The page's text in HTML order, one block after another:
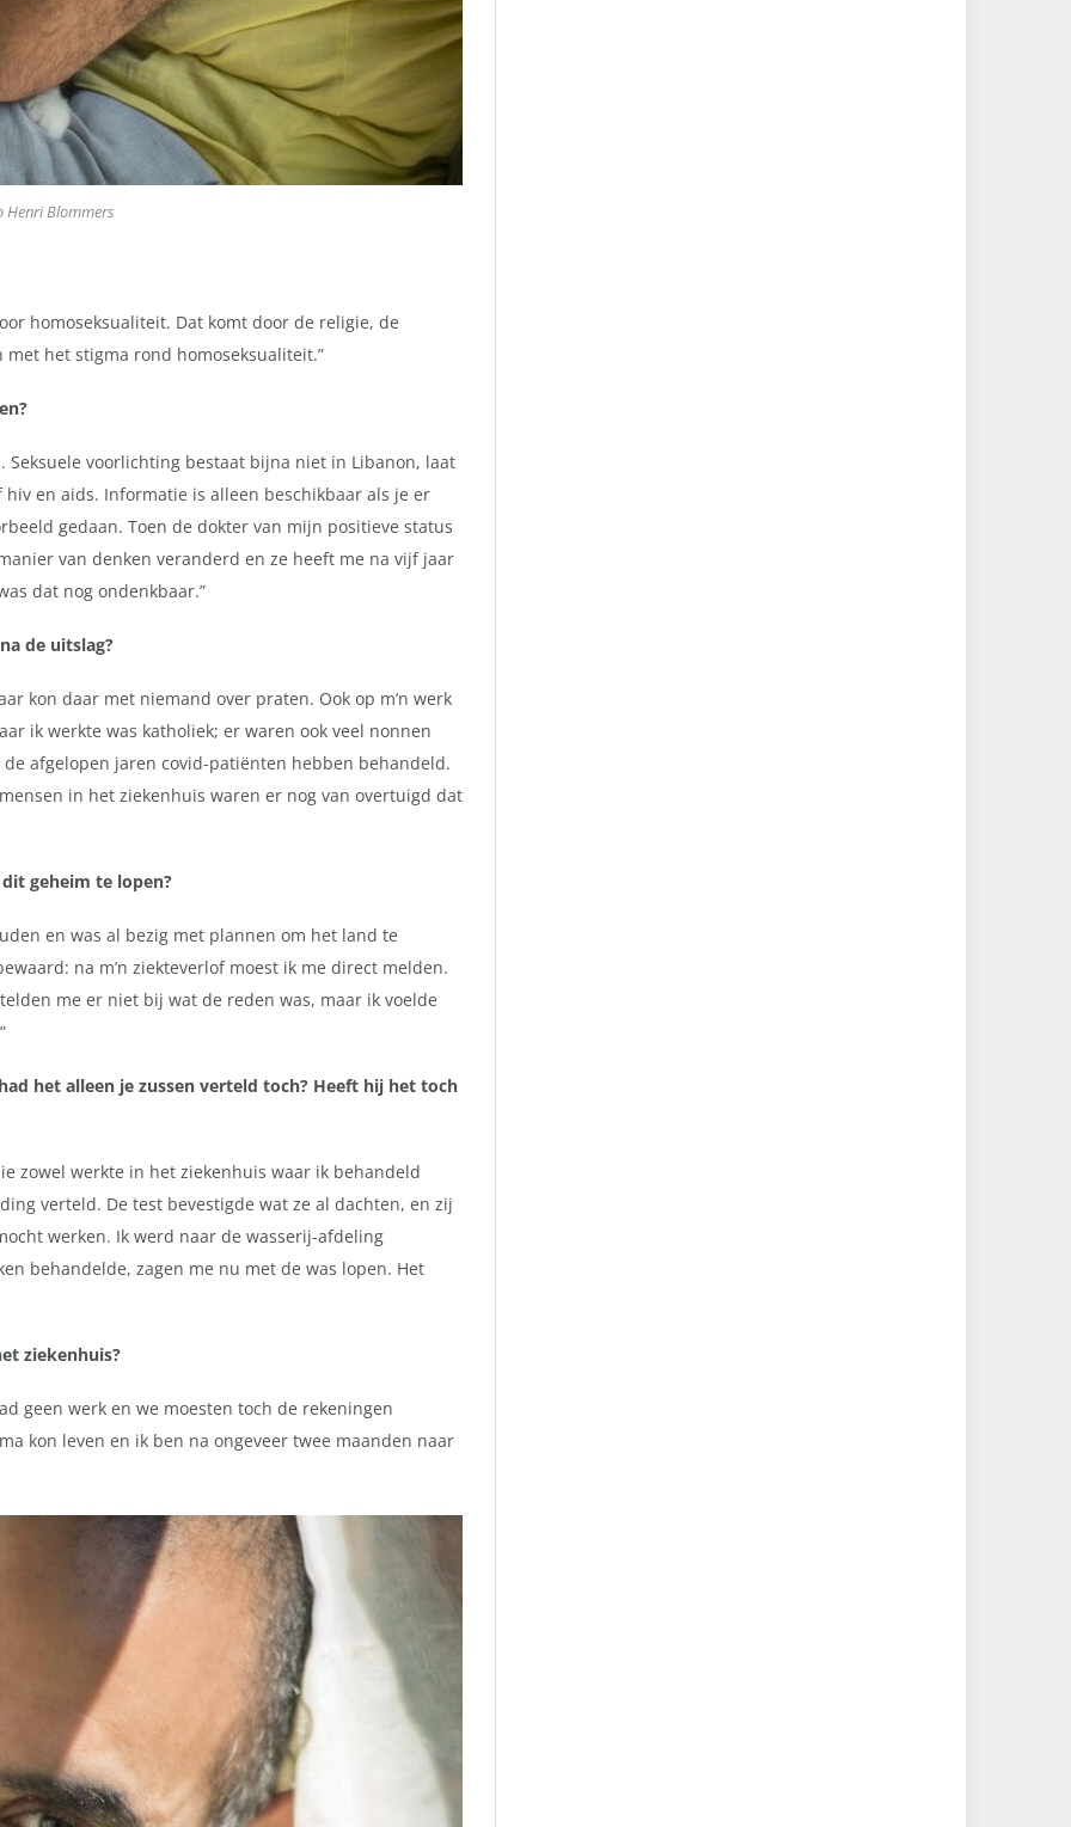
Henri Blommers
homoseksualiteit. Dat komt door de religie, de
het stigma rond homoseksualiteit.”
Seksuele voorlichting bestaat bijna niet in Libanon, laat
en aids. Informatie is alleen beschikbaar als je er
gedaan. Toen de dokter van mijn positieve status
van denken veranderd en ze heeft me na vijf jaar
dat nog ondenkbaar.”
de uitslag?
kon daar met niemand over praten. Ook op m’n werk
ik werkte was katholiek; er waren ook veel nonnen
afgelopen jaren covid-patiënten hebben behandeld.
in het ziekenhuis waren er nog van overtuigd dat
geheim te lopen?
en was al bezig met plannen om het land te
na m’n ziekteverlof moest ik me direct melden.
me er niet bij wat de reden was, maar ik voelde
het alleen je zussen verteld toch? Heeft hij het toch
zowel werkte in het ziekenhuis waar ik behandeld
verteld. De test bevestigde wat ze al dachten, en zij
werken. Ik werd naar de wasserij-afdeling
behandelde, zagen me nu met de was lopen. Het
ziekenhuis?
geen werk en we moesten toch de rekeningen
kon leven en ik ben na ongeveer twee maanden naar